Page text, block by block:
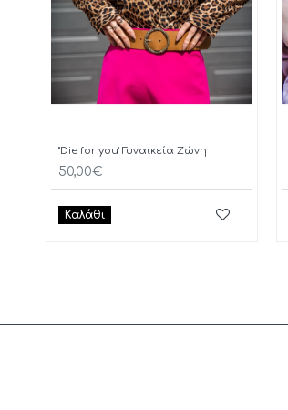
"Die for you" Γυναικεία Ζώνη
50,00€
Καλάθι